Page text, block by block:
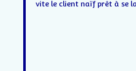
vite le client naïf prêt à se